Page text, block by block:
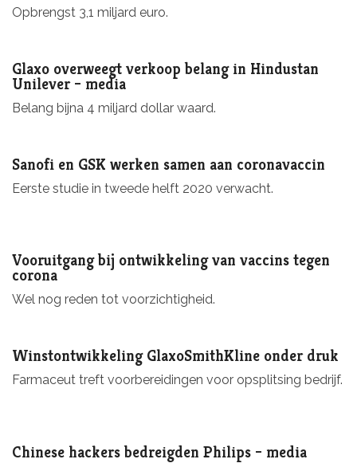
F.A.Q.
Opbrengst 3,1 miljard euro.
Glaxo overweegt verkoop belang in Hindustan
Unilever – media
Belang bijna 4 miljard dollar waard.
Sanofi en GSK werken samen aan coronavaccin
Eerste studie in tweede helft 2020 verwacht.
Vooruitgang bij ontwikkeling van vaccins tegen
corona
Wel nog reden tot voorzichtigheid.
Winstontwikkeling GlaxoSmithKline onder druk
Farmaceut treft voorbereidingen voor opsplitsing bedrijf.
Chinese hackers bedreigden Philips – media